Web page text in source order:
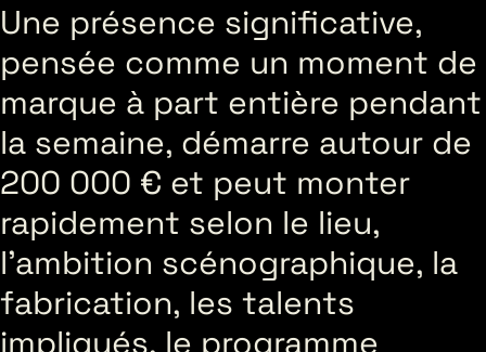
Une présence significative,
pensée comme un moment de
marque à part entière pendant
la semaine, démarre autour de
200 000 € et peut monter
rapidement selon le lieu,
l’ambition scénographique, la
fabrication, les talents
impliqués, le programme